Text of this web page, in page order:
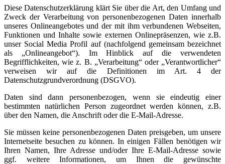
Diese Datenschutzerklärung klärt Sie über die Art, den Umfang und
Zweck der Verarbeitung von personenbezogenen Daten innerhalb
unseres Onlineangebotes und der mit ihm verbundenen Webseiten,
Funktionen und Inhalte sowie externen Onlinepräsenzen, wie z.B.
unser Social Media Profil auf (nachfolgend gemeinsam bezeichnet
als „Onlineangebot“). Im Hinblick auf die verwendeten
Begrifflichkeiten, wie z. B. „Verarbeitung“ oder „Verantwortlicher“
verweisen wir auf die Definitionen im Art. 4 der
Datenschutzgrundverordnung (DSGVO).
Daten sind dann personenbezogen, wenn sie eindeutig einer
bestimmten natürlichen Person zugeordnet werden können, z.B.
über den Namen, die Anschrift oder die E-Mail-Adresse.
Sie müssen keine personenbezogenen Daten preisgeben, um unsere
Internetseite besuchen zu können. In einigen Fällen benötigen wir
Ihren Namen, Ihre Adresse und/oder Ihre E-Mail-Adresse sowie
ggf. weitere Informationen, um Ihnen die gewünschte